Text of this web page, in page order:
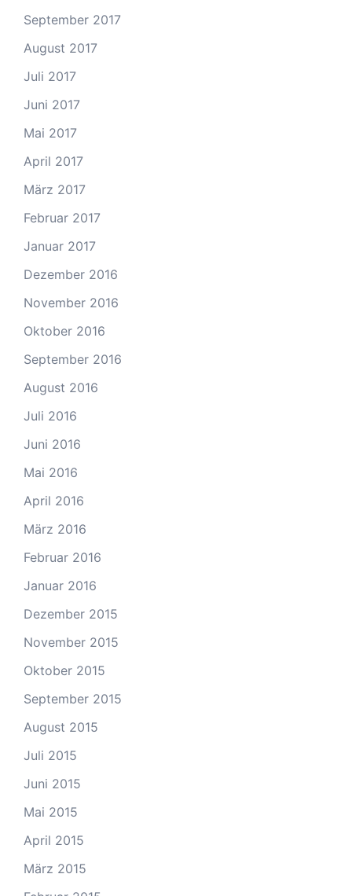
September 2017
August 2017
Juli 2017
Juni 2017
Mai 2017
April 2017
März 2017
Februar 2017
Januar 2017
Dezember 2016
November 2016
Oktober 2016
September 2016
August 2016
Juli 2016
Juni 2016
Mai 2016
April 2016
März 2016
Februar 2016
Januar 2016
Dezember 2015
November 2015
Oktober 2015
September 2015
August 2015
Juli 2015
Juni 2015
Mai 2015
April 2015
März 2015